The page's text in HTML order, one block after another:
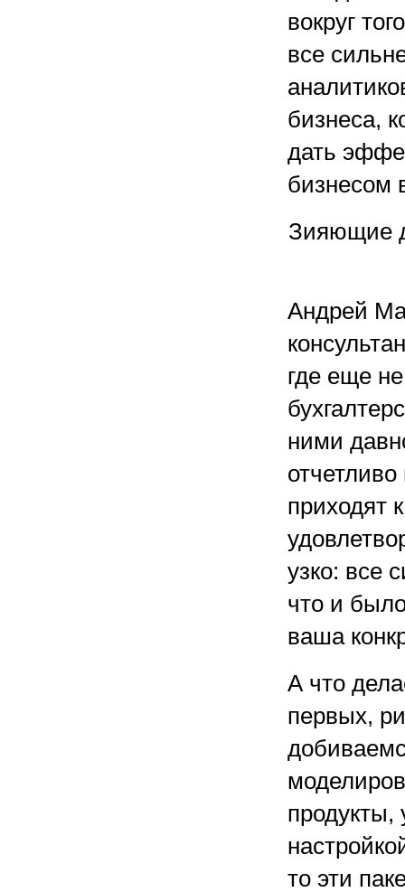
вокруг
все
бизнеса,
дать
бизнесом
Зияющие
Андрей
где еще
ними
приходят
узко: все
что и
ваша
А что
первых,
продукты,
то эти